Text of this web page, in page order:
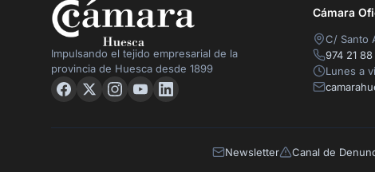
Impulsando el tejido empresarial de la
provincia de Huesca desde 1899
Cámara
C/ Santo
974 21
Lunes a
Newsletter Canal de